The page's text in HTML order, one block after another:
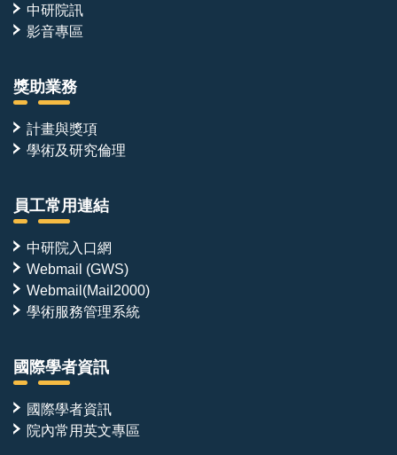
中研院訊
影音專區
獎助業務
計畫與獎項
學術及研究倫理
員工常用連結
中研院入口網
Webmail (GWS)
Webmail(Mail2000)
學術服務管理系統
國際學者資訊
國際學者資訊
院內常用英文專區